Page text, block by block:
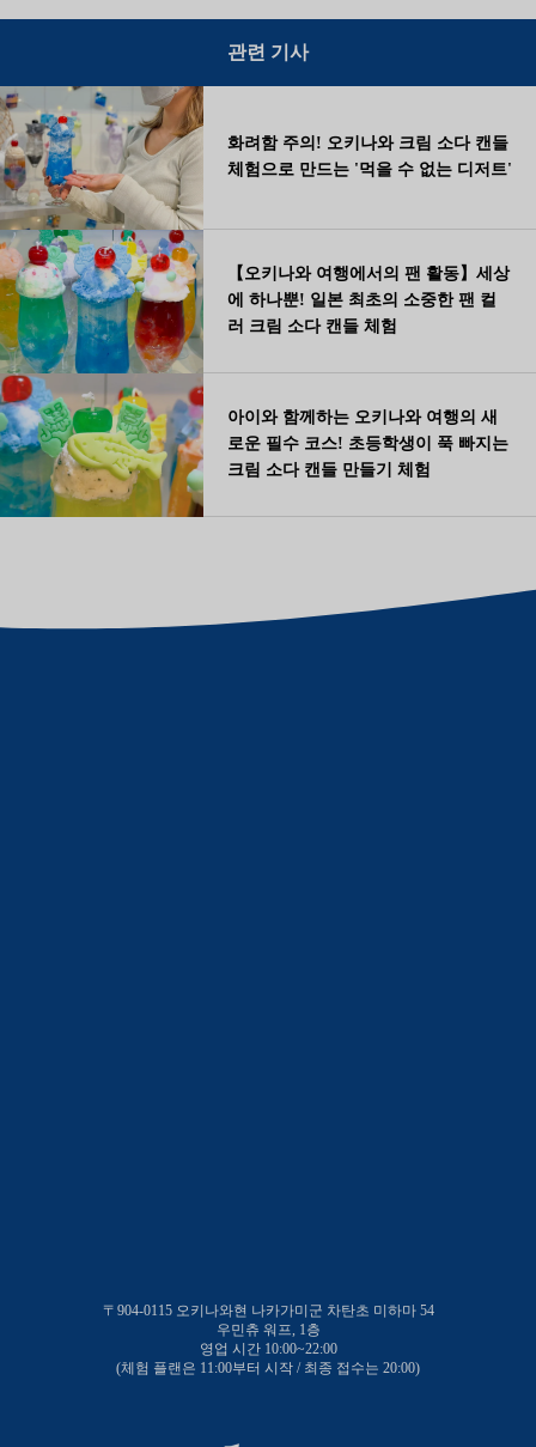
관련 기사
화려함 주의! 오키나와 크림 소다 캔들
체험으로 만드는 '먹을 수 없는 디저트'
【오키나와 여행에서의 팬 활동】세상
에 하나뿐! 일본 최초의 소중한 팬 컬
러 크림 소다 캔들 체험
아이와 함께하는 오키나와 여행의 새
로운 필수 코스! 초등학생이 푹 빠지는
크림 소다 캔들 만들기 체험
〒904-0115 오키나와현 나카가미군 차탄초 미하마 54
우민츄 워프, 1층
영업 시간 10:00~22:00
(체험 플랜은 11:00부터 시작 / 최종 접수는 20:00)